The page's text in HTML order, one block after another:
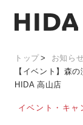
トップ
お知ら
【イベント】森
HIDA 高山店
イベント・キ